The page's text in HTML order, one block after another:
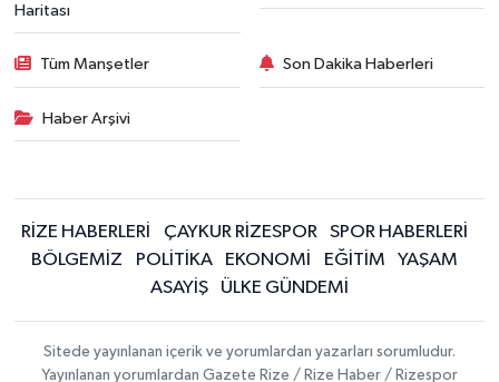
Haritası
Tüm Manşetler Son Dakika Haberleri
Haber Arşivi
RİZE HABERLERİ ÇAYKUR RİZESPOR
SPOR HABERLERİ
BÖLGEMİZ
POLİTİKA EKONOMİ EĞİTİM
YAŞAM
ASAYİŞ
ÜLKE GÜNDEMİ
Sitede yayınlanan içerik ve yorumlardan yazarları sorumludur.
Yayınlanan yorumlardan Gazete Rize / Rize Haber / Rizespor